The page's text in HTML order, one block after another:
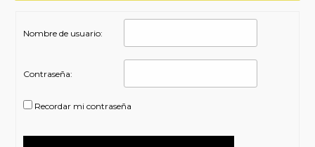
Nombre de usuario:
Contraseña:
Recordar mi contraseña